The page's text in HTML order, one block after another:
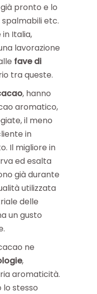
pronto e lo
etc.
in Italia,
lavorazione
fave di
tra queste.
, hanno
aromatico,
il meno
in
Il migliore in
ed esalta
già durante
utilizzata
delle
un gusto
ne
,
aromaticità.
lo stesso